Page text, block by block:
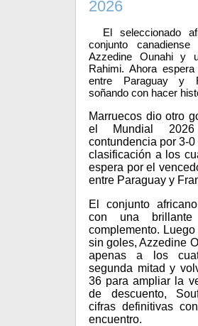
2026
El seleccionado
conjunto
Azzedine Ounahi y
Rahimi. Ahora
entre Paraguay y
soñando con hacer
Marruecos dio otro
el Mundial
contundencia por 3-
clasificación a los
espera por el
entre Paraguay y
El conjunto
con una
complemento.
sin goles, Azzedine
apenas a los
segunda mitad y
36 para ampliar la
de descuento,
cifras definitivas
encuentro.